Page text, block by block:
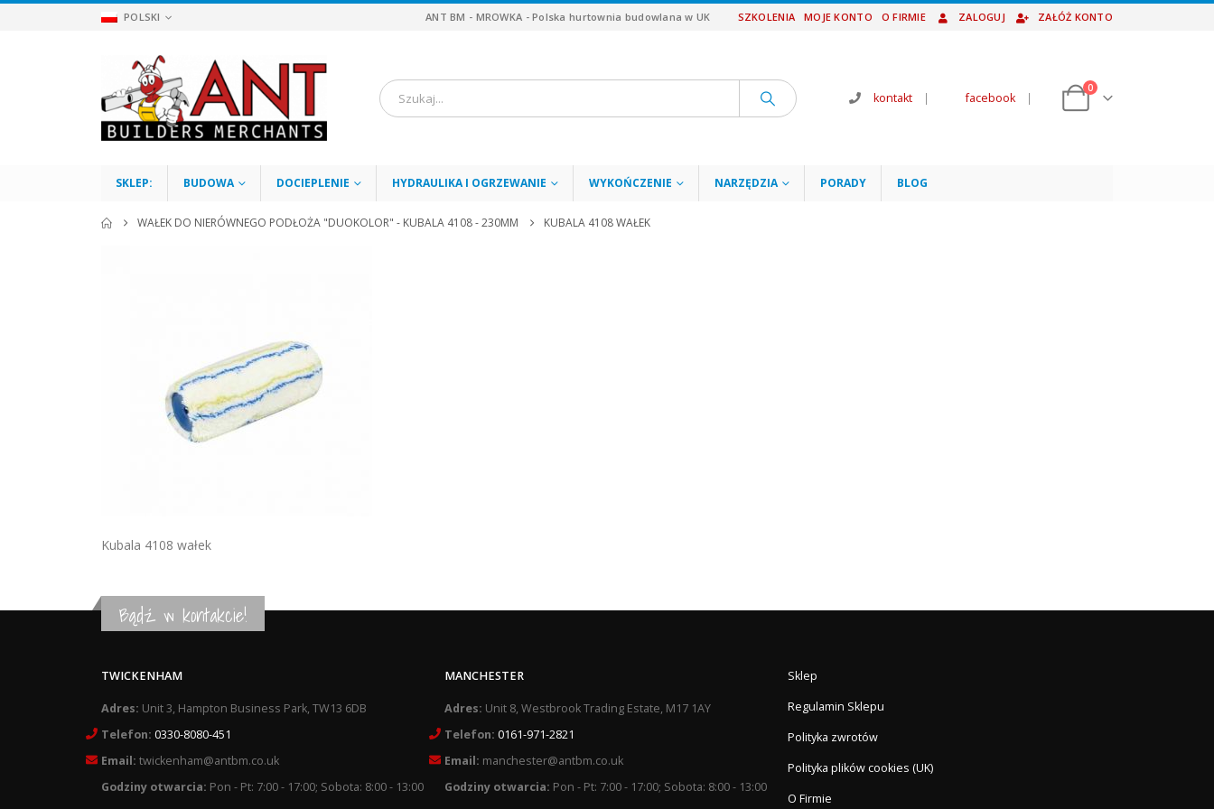
POLSKI ANT BM - MROWKA - Polska hurtownia budowlana w UK SZKOLENIA MOJE KONTO O FIRMIE ZALOGUJ ZAŁÓŻ KONTO
kontakt | facebook |
0
SKLEP: BUDOWA DOCIEPLENIE HYDRAULIKA I OGRZEWANIE WYKOŃCZENIE NARZĘDZIA PORADY BLOG
WAŁEK DO NIERÓWNEGO PODŁOŻA "DUOKOLOR" - KUBALA 4108 - 230MM KUBALA 4108 WAŁEK
Kubala 4108 wałek
Bądź w kontakcie!
TWICKENHAM
Adres: Unit 3, Hampton Business Park, TW13 6DB
Telefon: 0330-8080-451
Email: twickenham@antbm.co.uk
Godziny otwarcia: Pon - Pt: 7:00 - 17:00; Sobota: 8:00 - 13:00
MANCHESTER
Adres: Unit 8, Westbrook Trading Estate, M17 1AY
Telefon: 0161-971-2821
Email: manchester@antbm.co.uk
Godziny otwarcia: Pon - Pt: 7:00 - 17:00; Sobota: 8:00 - 13:00
Sklep
Regulamin Sklepu
Polityka zwrotów
Polityka plików cookies (UK)
O Firmie